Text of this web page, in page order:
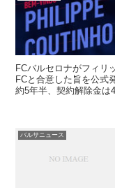
FCバルセロナがフィリ
FCと合意した旨を公式
約5年半、契約解除金は
バルサニュース